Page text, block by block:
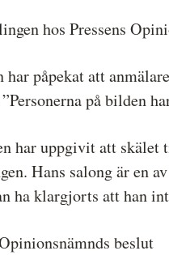
hos Pressens
har påpekat att
på bilden
har uppgivit att skälet
Hans salong är en
ha klargjorts att han
beslut